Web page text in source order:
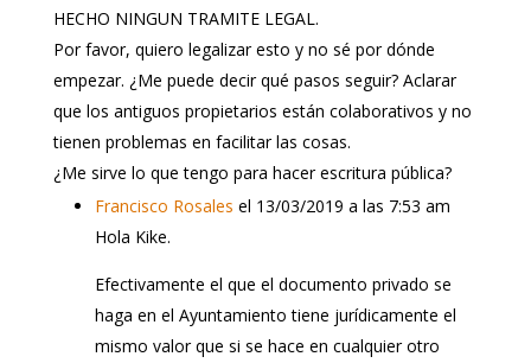
HECHO NINGUN TRAMITE LEGAL.
Por favor, quiero legalizar esto y no sé por dónde
empezar. ¿Me puede decir qué pasos seguir? Aclarar
que los antiguos propietarios están colaborativos y no
tienen problemas en facilitar las cosas.
¿Me sirve lo que tengo para hacer escritura pública?
Francisco Rosales el 13/03/2019 a las 7:53 am
Hola Kike.
Efectivamente el que el documento privado se
haga en el Ayuntamiento tiene jurídicamente el
mismo valor que si se hace en cualquier otro